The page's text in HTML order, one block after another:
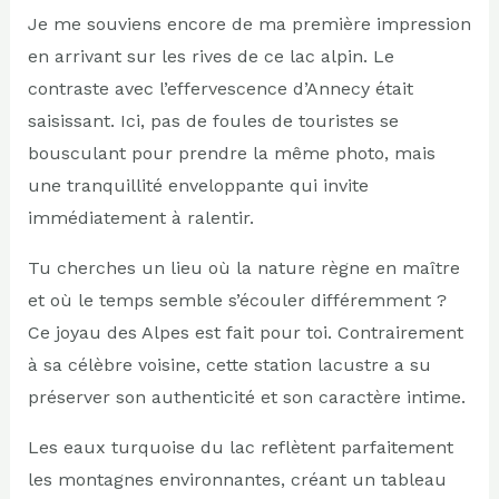
Je me souviens encore de ma première impression
en arrivant sur les rives de ce lac alpin. Le
contraste avec l’effervescence d’Annecy était
saisissant. Ici, pas de foules de touristes se
bousculant pour prendre la même photo, mais
une tranquillité enveloppante qui invite
immédiatement à ralentir.
Tu cherches un lieu où la nature règne en maître
et où le temps semble s’écouler différemment ?
Ce joyau des Alpes est fait pour toi. Contrairement
à sa célèbre voisine, cette station lacustre a su
préserver son authenticité et son caractère intime.
Les eaux turquoise du lac reflètent parfaitement
les montagnes environnantes, créant un tableau